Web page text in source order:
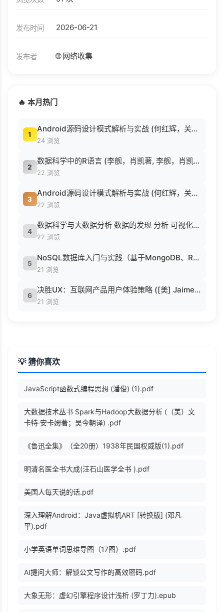
发布时间 2026-06-21
发布者 🌐 网络收集
🔥 本月热门
1
Android源码设计模式解析与实战 (何红辉，关爱民著, 何红辉, 关爱民著, 何红辉, 关爱民).pdf
24 浏览
2
数据科学中的R语言 (李舰，肖凯著, 李舰，肖凯著；吴喜之审校, Pdg2Pic).pdf
22 浏览
3
Android源码设计模式解析与实战 (何红辉，关爱民著, 何红辉, 关爱民著, 何红辉, 关爱民).pdf
22 浏览
4
数据科学与大数据分析 数据的发现 分析 可视化与表示 ( etc.).epub
22 浏览
5
NoSQL数据库入门与实践（基于MongoDB、Redis） (刘瑜 刘胜松).pdf
21 浏览
6
决胜UX：互联网产品用户体验策略 ([美] Jaime Levy [[美] Jaime Levy]).epub
21 浏览
💡 猜你喜欢
JavaScript函数式编程思想 (潘俊) (1).pdf
大数据技术丛书 Spark与Hadoop大数据分析 (（美）文
卡特·安卡姆著；吴今朝译) .pdf
《鲁迅全集》（全20册）1938年民国权威版(1).pdf
明清名医全书大成(汪石山医学全书 ).pdf
美国人每天说的话.pdf
深入理解Android：Java虚拟机ART [转换版] (邓凡
平).pdf
小学英语单词思维导图（17图）.pdf
AI提问大师：解锁公文写作的高效密码.pdf
大象无形：虚幻引擎程序设计浅析 (罗丁力).epub